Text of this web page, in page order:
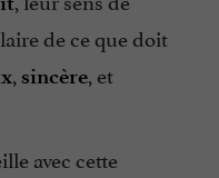
de ce que doit
, sincère, et
avec cette